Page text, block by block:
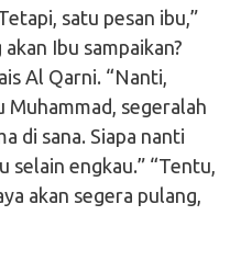
satu pesan ibu,”
Ibu sampaikan?
Al Qarni. “Nanti,
segeralah
di sana. Siapa nanti
selain engkau.” “Tentu,
akan segera pulang,